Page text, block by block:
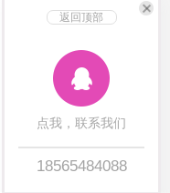
返回顶部
点我，联系我们
18565484088